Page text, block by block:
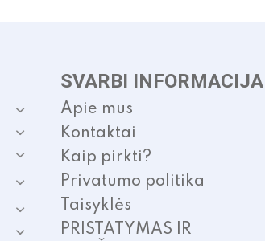
SVARBI INFORMACIJA
Apie mus
Kontaktai
Kaip pirkti?
Privatumo politika
Taisyklės
PRISTATYMAS IR